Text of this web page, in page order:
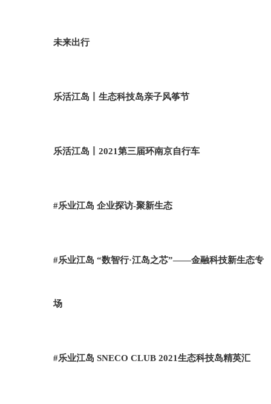
未来出行
乐活江岛丨生态科技岛亲子风筝节
乐活江岛丨2021第三届环南京自行车
#乐业江岛 企业探访-聚新生态
#乐业江岛 “数智行·江岛之芯”——金融科技新生态专
场
#乐业江岛 SNECO CLUB 2021生态科技岛精英汇